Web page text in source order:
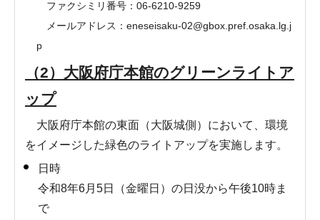
ファクシミリ番号：06-6210-9259
メールアドレス：eneseisaku-02@gbox.pref.osaka.lg.j
p
（2）大阪府庁本館のグリーンライトア
ップ
大阪府庁本館の東面（大阪城側）において、環境
をイメージした緑色のライトアップを実施します。
日時
令和8年6月5日（金曜日）の日没から午後10時ま
で